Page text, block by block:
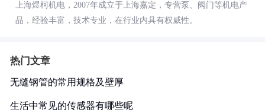
上海煜柯机电，2007年成立于上海嘉定，专营泵、阀门等机电产
品，经验丰富，技术专业，在行业内具有权威性。
热门文章
无缝钢管的常用规格及壁厚
生活中常见的传感器有哪些呢